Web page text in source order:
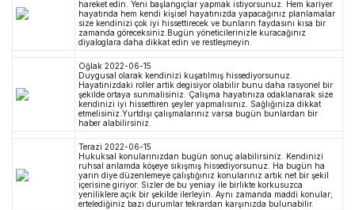
hareket edin. Yeni başlangıçlar yapmak istiyorsunuz. Hem kariyer
hayatında hem kendi kişisel hayatınızda yapacağınız planlamalar
size kendinizi çok iyi hissettirecek ve bunların faydasını kısa bir
zamanda göreceksiniz.Bugün yöneticilerinizle kuracağınız
diyaloglara daha dikkat edin ve restleşmeyin.
Oğlak 2022-06-15
Duygusal olarak kendinizi kuşatılmış hissediyorsunuz.
Hayatinizdaki roller artik degisiyor olabilir bunu daha rasyonel bir
şekilde ortaya sunmalisiniz. Çalışma hayatınıza odaklanarak size
kendinizi iyi hissettiren şeyler yapmalısınız. Sağlığıniza dikkat
etmelisiniz.Yurtdışı çalışmalarınız varsa bugün bunlardan bir
haber alabilirsiniz.
Terazi 2022-06-15
Hukuksal konularınızdan bugün sonuç alabilirsiniz. Kendinizi
ruhsal anlamda köşeye sıkışmış hissediyorsunuz. Ha bugün ha
yarın diye düzenlemeye çalıştığınız konularınız artık net bir şekil
içerisine giriyor. Sizler de bu yeniay ile birlikte korkusuzca
yeniliklere açık bir şekilde ilerleyin. Aynı zamanda maddi konular;
ertelediğiniz bazı durumlar tekrardan karşınızda bulunabilir.